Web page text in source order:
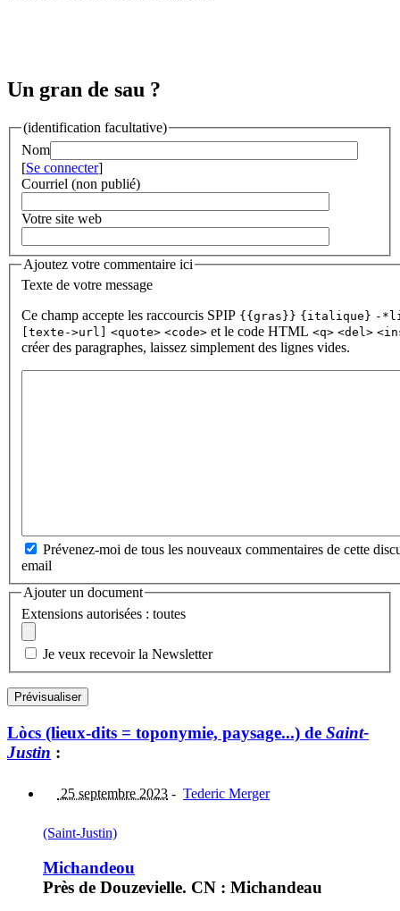
Un gran de sau ?
(identification facultative)
Nom
[Se connecter]
Courriel (non publié)
Votre site web
Ajoutez votre commentaire ici
Texte de votre message
Ce champ accepte les raccourcis SPIP {{gras}} {italique} -
[texte->url]
<quote> <code> et le code HTML <q> <del>
créer des paragraphes, laissez simplement des lignes vides.
Prévenez-moi de tous les nouveaux commentaires de cette
email
Ajouter un document
Extensions autorisées : toutes
Je veux recevoir la Newsletter
Lòcs (lieux-dits = toponymie, paysage...) de Saint-
Justin :
25 septembre 2023 - Tederic Merger
(Saint-Justin)
Michandeou
Près de Douzevielle. CN : Michandeau